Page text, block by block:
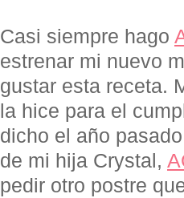
Casi siempre hago
estrenar mi nuevo
gustar esta receta.
la hice para el
dicho el año
de mi hija Crystal,
pedir otro postre